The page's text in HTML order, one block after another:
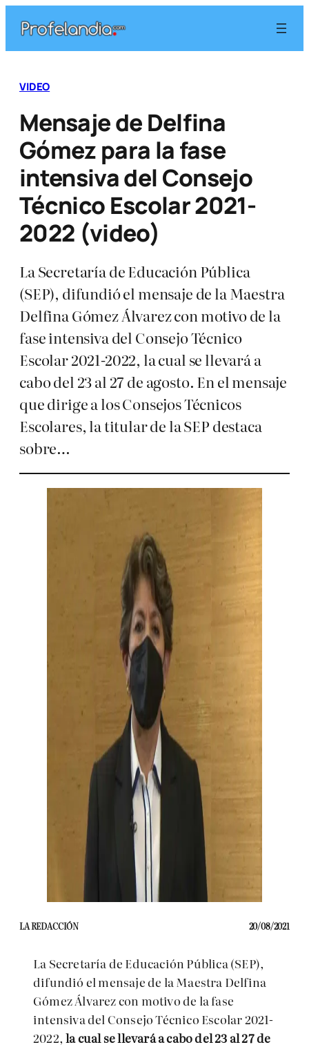
contenido
VIDEO
Mensaje de Delfina
Gómez para la fase
intensiva del Consejo
Técnico Escolar 2021-
2022 (video)
La Secretaría de Educación Pública
(SEP), difundió el mensaje de la Maestra
Delfina Gómez Álvarez con motivo de la
fase intensiva del Consejo Técnico
Escolar 2021-2022, la cual se llevará a
cabo del 23 al 27 de agosto. En el mensaje
que dirige a los Consejos Técnicos
Escolares, la titular de la SEP destaca
sobre…
LA REDACCIÓN 20/08/2021
La Secretaría de Educación Pública (SEP),
difundió el mensaje de la Maestra Delfina
Gómez Álvarez con motivo de la fase
intensiva del Consejo Técnico Escolar 2021-
2022,la cual se llevará a cabo del 23 al 27 de